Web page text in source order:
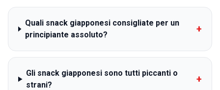
Quali snack giapponesi consigliate per un
principiante assoluto?
+
Gli snack giapponesi sono tutti piccanti o
strani?
+